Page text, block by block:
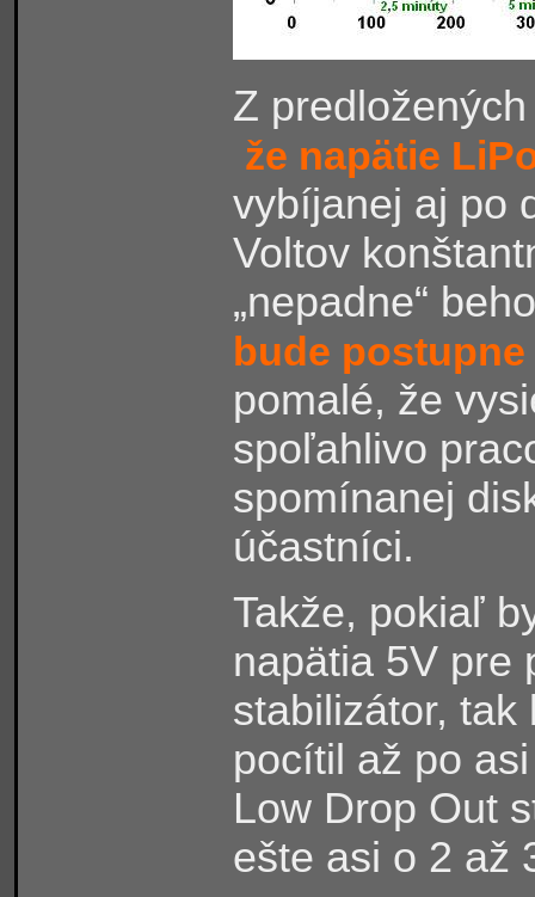
Z
že napätie
vybíjanej aj po
Voltov
„nepadne“
bude
pomalé, že
spoľahlivo
spomínanej
účastníci.
Takže, pokiaľ
napätia 5V pre
stabilizátor, tak
pocítil až po
Low Drop Out
ešte asi o 2 až